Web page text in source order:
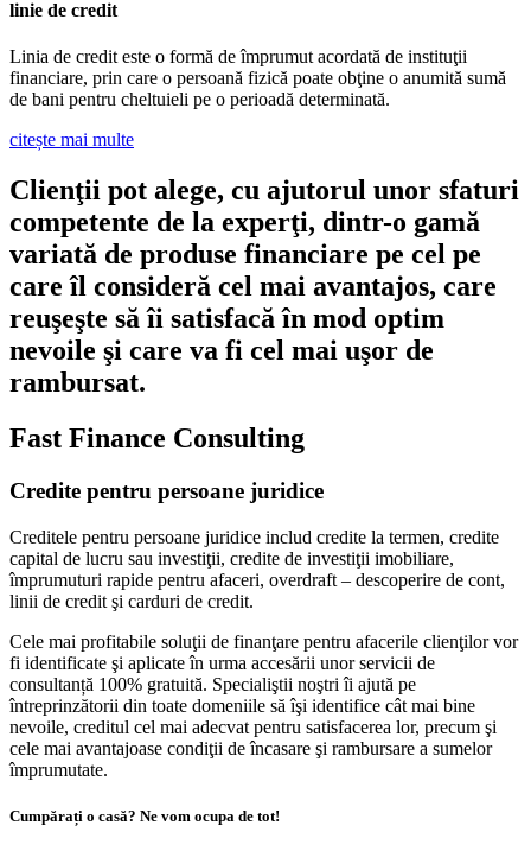
linie de credit
Linia de credit este o formă de împrumut acordată de instituţii
financiare, prin care o persoană fizică poate obţine o anumită sumă
de bani pentru cheltuieli pe o perioadă determinată.
citește mai multe
Clienţii pot alege, cu ajutorul unor sfaturi
competente de la experţi, dintr-o gamă
variată de produse financiare pe cel pe
care îl consideră cel mai avantajos, care
reuşeşte să îi satisfacă în mod optim
nevoile şi care va fi cel mai uşor de
rambursat.
Fast Finance Consulting
Credite pentru persoane juridice
Creditele pentru persoane juridice includ credite la termen, credite
capital de lucru sau investiţii, credite de investiţii imobiliare,
împrumuturi rapide pentru afaceri, overdraft – descoperire de cont,
linii de credit şi carduri de credit.
Cele mai profitabile soluţii de finanţare pentru afacerile clienţilor vor
fi identificate şi aplicate în urma accesării unor servicii de
consultanță 100% gratuită. Specialiştii noştri îi ajută pe
întreprinzătorii din toate domeniile să îşi identifice cât mai bine
nevoile, creditul cel mai adecvat pentru satisfacerea lor, precum şi
cele mai avantajoase condiţii de încasare şi rambursare a sumelor
împrumutate.
Cumpărați o casă? Ne vom ocupa de tot!